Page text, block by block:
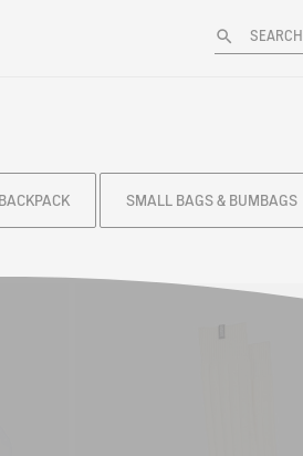
SEARCH
BACKPACK SMALL BAGS & BUMBAGS